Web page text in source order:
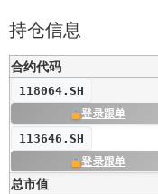
持仓信息
合约代码
118064.SH
登录跟单
113646.SH
登录跟单
总市值